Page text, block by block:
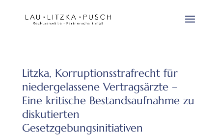
Litzka, Korruptionsstrafrecht für
niedergelassene Vertragsärzte –
Eine kritische Bestandsaufnahme zu
diskutierten
Gesetzgebungsinitiativen